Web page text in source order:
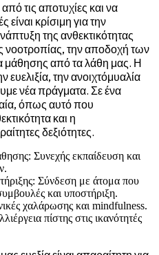
τις αποτυχίες και να
κρίσιμη για την
της ανθεκτικότητας
νοοτροπίας, την αποδοχή των
μάθησης από τα λάθη μας. Η
ευελιξία, την ανοιχτόμυαλία
νέα πράγματα. Σε ένα
όπως αυτό που
και η
δεξιότητες.
Συνεχής εκπαίδευση και
Σύνδεση με άτομα που
και υποστήριξη.
χαλάρωσης και mindfulness.
πίστης στις ικανότητές